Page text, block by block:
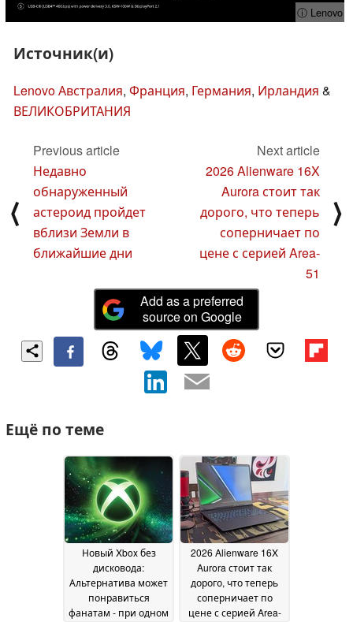
ⓘ Lenovo
Источник(и)
Lenovo Австралия, Франция, Германия, Ирландия &
ВЕЛИКОБРИТАНИЯ
⟨
Previous article
Недавно
обнаруженный
астероид пройдет
вблизи Земли в
ближайшие дни
Next article
2026 Alienware 16X
Aurora стоит так
дорого, что теперь
соперничает по
цене с серией Area-
51
⟩
Add as a preferred
source on Google
Ещё по теме
Новый Xbox без
дисковода:
Альтернатива может
понравиться
фанатам - при одном
2026 Alienware 16X
Aurora стоит так
дорого, что теперь
соперничает по
цене с серией Area-